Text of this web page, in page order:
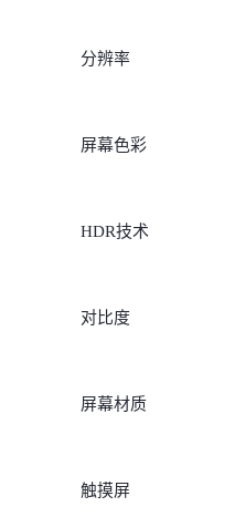
分辨率
屏幕色彩
HDR技术
对比度
屏幕材质
触摸屏